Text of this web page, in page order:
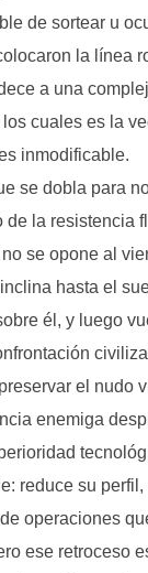
de sortear u
la línea
a una
cuales es la
inmodificable.
se dobla para
de la resistencia
se opone al
hasta el
él, y luego
el nudo
enemiga
reduce su
operaciones
ese retroceso